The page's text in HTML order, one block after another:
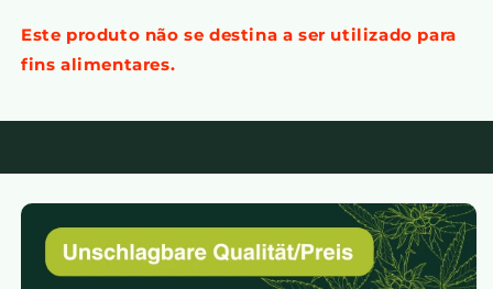
Este produto não se destina a ser utilizado para
fins alimentares.